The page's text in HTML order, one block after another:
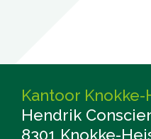
Kantoor Knokke-
Hendrik
8301 Knokke-